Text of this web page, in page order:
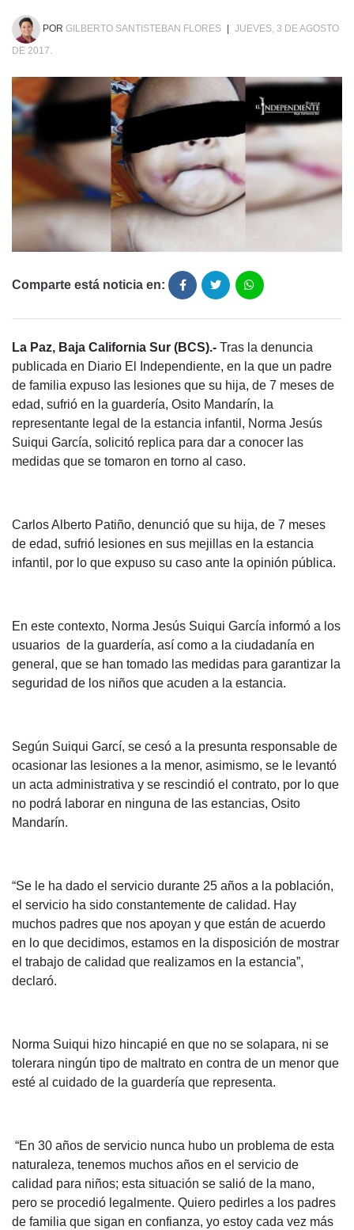
POR GILBERTO SANTISTEBAN FLORES
JUEVES, 3 DE AGOSTO
DE 2017.
Comparte está noticia en:
La Paz, Baja California Sur (BCS).- Tras la denuncia
publicada en Diario El Independiente, en la que un padre
de familia expuso las lesiones que su hija, de 7 meses de
edad, sufrió en la guardería, Osito Mandarín, la
representante legal de la estancia infantil, Norma Jesús
Suiqui García, solicitó replica para dar a conocer las
medidas que se tomaron en torno al caso.
Carlos Alberto Patiño, denunció que su hija, de 7 meses
de edad, sufrió lesiones en sus mejillas en la estancia
infantil, por lo que expuso su caso ante la opinión pública.
En este contexto, Norma Jesús Suiqui García informó a los
usuarios de la guardería, así como a la ciudadanía en
general, que se han tomado las medidas para garantizar la
seguridad de los niños que acuden a la estancia.
Según Suiqui Garcí, se cesó a la presunta responsable de
ocasionar las lesiones a la menor, asimismo, se le levantó
un acta administrativa y se rescindió el contrato, por lo que
no podrá laborar en ninguna de las estancias, Osito
Mandarín.
“Se le ha dado el servicio durante 25 años a la población,
el servicio ha sido constantemente de calidad. Hay
muchos padres que nos apoyan y que están de acuerdo
en lo que decidimos, estamos en la disposición de mostrar
el trabajo de calidad que realizamos en la estancia”,
declaró.
Norma Suiqui hizo hincapié en que no se solapara, ni se
tolerara ningún tipo de maltrato en contra de un menor que
esté al cuidado de la guardería que representa.
“En 30 años de servicio nunca hubo un problema de esta
naturaleza, tenemos muchos años en el servicio de
calidad para niños; esta situación se salió de la mano,
pero se procedió legalmente. Quiero pedirles a los padres
de familia que sigan en confianza, yo estoy cada vez más